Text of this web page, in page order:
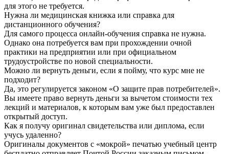
для этого не требуется.
Нужна ли медицинская книжка или справка для
дистанционного обучения?
Для самого процесса онлайн-обучения справка не нужна.
Однако она потребуется вам при прохождении очной
практики на предприятии или при официальном
трудоустройстве по новой специальности.
Можно ли вернуть деньги, если я пойму, что курс мне не
подходит?
Да, это регулируется законом «О защите прав потребителей».
Вы имеете право вернуть деньги за вычетом стоимости тех
лекций и материалов, к которым вам уже был предоставлен
открытый доступ.
Как я получу оригинал свидетельства или диплома, если
учусь удаленно?
Оригиналы документов с «мокрой» печатью учебный центр